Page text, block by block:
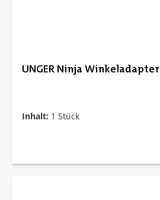
UNGER Ninja Winkeladapter
Inhalt: 1 Stück